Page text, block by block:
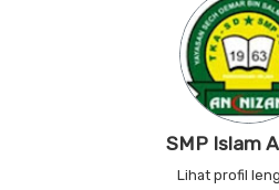
SMP Islam
Lihat profil